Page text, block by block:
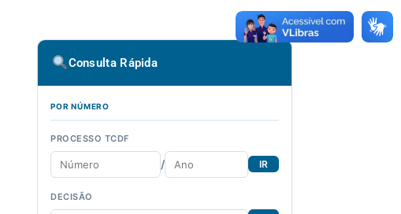
Consulta Rápida
POR NÚMERO
PROCESSO TCDF
/ IR
DECISÃO